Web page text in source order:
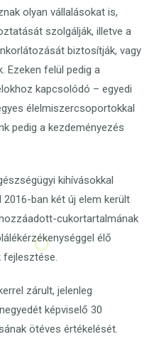
olyan vállalásokat is,
szolgálják, illetve a
biztosítják, vagy
Ezeken felül pedig a
kapcsolódó – egyedi
élelmiszercsoportokkal
pedig a kezdeményezés
kihívásokkal
ban két új elem került
cukortartalmának
élő
fejlesztése.
zárult, jelenleg
képviselő 30
ötéves értékelését.